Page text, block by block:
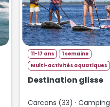
11-17 ans
1 semaine
Multi-activités aquatiques
Destination glisse
Carcans (33) · Camping